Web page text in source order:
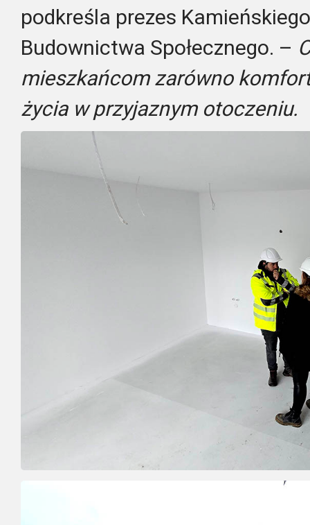
podkreśla prezes
Budownictwa Społecznego. –
mieszkańcom zarówno
życia w przyjaznym otoczeniu.